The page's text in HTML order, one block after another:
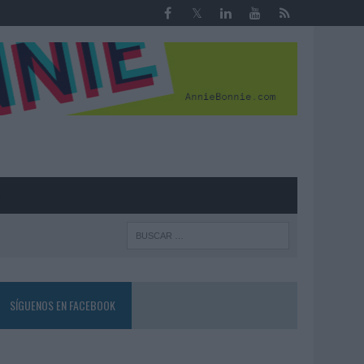
SÍGUENOS EN FACEBOOK